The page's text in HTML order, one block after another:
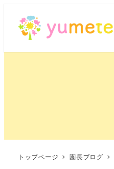
トップページ 園長ブログ